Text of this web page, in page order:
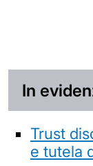
In
Trust
e tutela